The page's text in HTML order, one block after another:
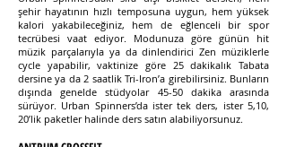
şehir hayatının hızlı temposuna uygun, hem yüksek
kalori yakabileceğiniz, hem de eğlenceli bir spor
tecrübesi vaat ediyor. Modunuza göre günün hit
müzik parçalarıyla ya da dinlendirici Zen müziklerle
cycle yapabilir, vaktinize göre 25 dakikalık Tabata
dersine ya da 2 saatlik Tri-Iron’a girebilirsiniz. Bunların
dışında genelde stüdyolar 45-50 dakika arasında
sürüyor. Urban Spinners’da ister tek ders, ister 5,10,
20’lik paketler halinde ders satın alabiliyorsunuz.